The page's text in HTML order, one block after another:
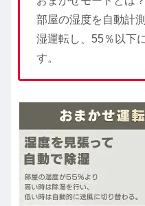
部屋の湿度を自動計
湿運転し、55％以下
す。